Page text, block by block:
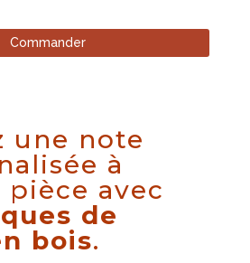
Commander
une note
à
pièce avec
de
bois.